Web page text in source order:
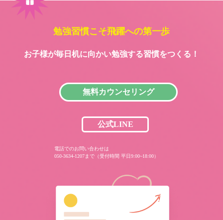
勉強習慣こそ飛躍への第一歩
お子様が毎日机に向かい勉強する習慣をつくる！
無料カウンセリング
公式LINE
電話でのお問い合わせは
050-3634-1207まで（受付時間 平日9:00~18:00）